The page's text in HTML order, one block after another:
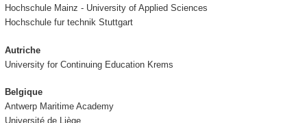
Hochschule Mainz - University of Applied Sciences
Hochschule fur technik Stuttgart
Autriche
University for Continuing Education Krems
Belgique
Antwerp Maritime Academy
Université de Liège